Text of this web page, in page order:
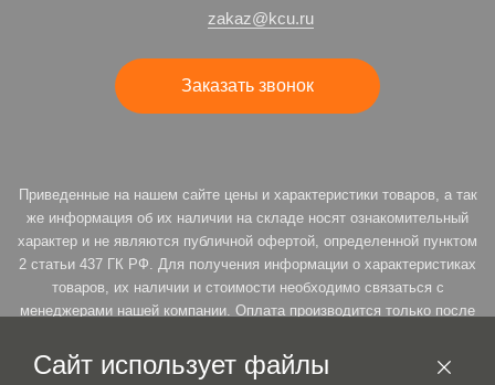
zakaz@kcu.ru
Заказать звонок
Приведенные на нашем сайте цены и характеристики товаров, а так
же информация об их наличии на складе носят ознакомительный
характер и не являются публичной офертой, определенной пунктом
2 статьи 437 ГК РФ. Для получения информации о характеристиках
товаров, их наличии и стоимости необходимо связаться с
менеджерами нашей компании. Оплата производится только после
возможность пересмотра цены товара под заказ, согласно ст. 485 п.
3 ГК РФ
Сайт использует файлы